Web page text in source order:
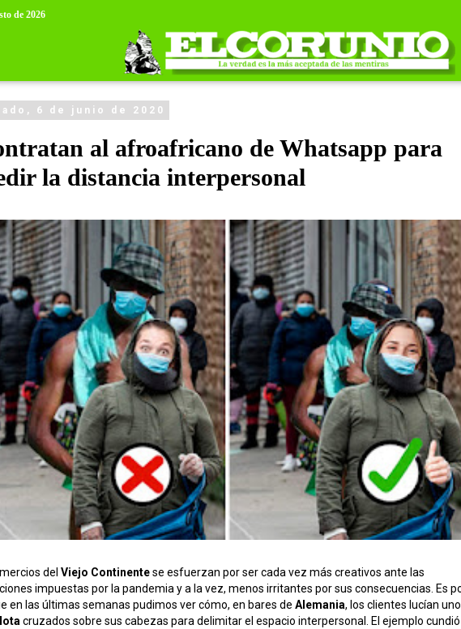
de 2026
6 de junio de 2020
al afroafricano de Whatsapp para
la distancia interpersonal
del Viejo Continentese esfuerzan por ser cada vez más creativos ante las
impuestas por la pandemia y a la vez, menos irritantes por sus consecuencias. Es
en las últimas semanas pudimos ver cómo, en bares de Alemania, los clientes lucían
cruzados sobre sus cabezas para delimitar el espacio interpersonal. El ejemplo